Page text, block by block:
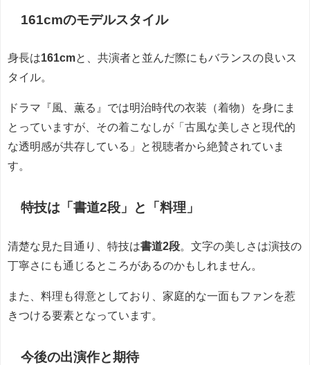
161cmのモデルスタイル
身長は161cmと、共演者と並んだ際にもバランスの良いス
タイル。
ドラマ『風、薫る』では明治時代の衣装（着物）を身にま
とっていますが、その着こなしが「古風な美しさと現代的
な透明感が共存している」と視聴者から絶賛されていま
す。
特技は「書道2段」と「料理」
清楚な見た目通り、特技は書道2段 。文字の美しさは演技の
丁寧さにも通じるところがあるのかもしれません。
また、料理も得意としており、家庭的な一面もファンを惹
きつける要素となっています。
今後の出演作と期待